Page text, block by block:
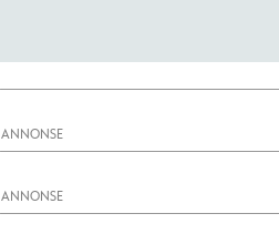
ANNONSE
ANNONSE